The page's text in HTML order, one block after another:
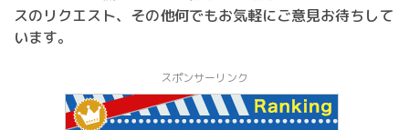
スのリクエスト、その他何でもお気軽にご意見お待ちして
います。
スポンサーリンク